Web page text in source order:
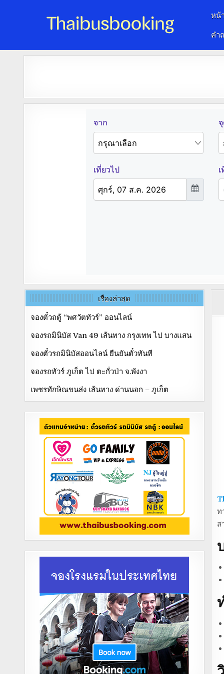
จองตั๋วรถออนไลน์ 24 ชั่วโมง
หน้
คำ
ท
ส
เรื่องล่าสุด
จองตั๋วถตู้ “พศวัตทัวร์” ออนไลน์
จองรถมินิบัส Van 49 เส้นทาง กรุงเทพ ไป บางแสน
จองตั๋วรถมินิบัสออนไลน์ ยืนยันตั๋วทันที
จองรถทัวร์ ภูเก็ต ไป ตะกั่วป่า จ.พังงา
เพชรทักษิณขนส่ง เส้นทาง ด่านนอก – ภูเก็ต